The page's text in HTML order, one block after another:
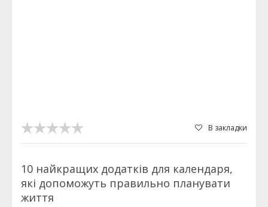
В закладки
10 найкращих додатків для календаря,
які допоможуть правильно планувати
життя